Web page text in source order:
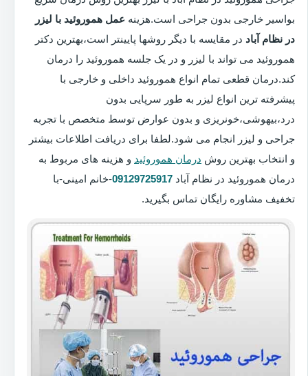
بواسیر خارجی بدون جراحی است.هزینه عمل هموروئید با لیزر
در نظام آباد در مقایسه با دیگر روشها پایینتر است،بهترین دکتر
هموروئید می تواند با لیزر و در یک جلسه هموروئید را درمان
کند.درمان قطعی تمام انواع هموروئید داخلی و خارجی با
پیشرفته ترین انواع لیزر به طور سرپایی بدون
درد،بیهوشی،خونریزی و بدون عوارض توسط متخصص با تجربه
جراحی و لیزر انجام می شود.لطفا برای دریافت اطلاعات بیشتر
و انتخاب بهترین روش درمان هموروئید و هزینه های مربوط به
درمان هموروئید در نظام آباد 09129725917-خانم امینی-با
تخفیف مشاوره رایگان تماس بگیرید.